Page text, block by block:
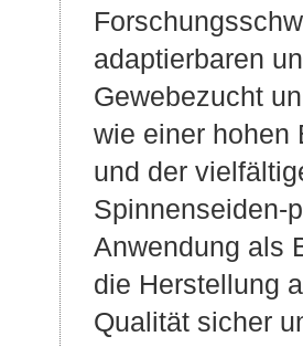
adaptierbaren
Gewebezucht
wie einer hohen
und der
Spinnenseiden-
Anwendung als
die Herstellung
Qualität sicher